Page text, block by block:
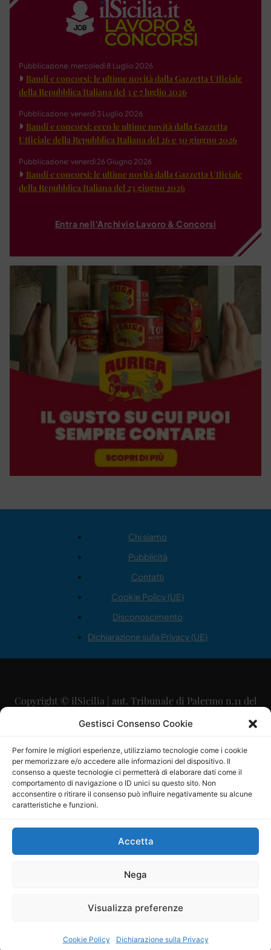
Gestisci Consenso Cookie
Per fornire le migliori esperienze, utilizziamo tecnologie come i cookie
per memorizzare e/o accedere alle informazioni del dispositivo. Il
consenso a queste tecnologie ci permetterà di elaborare dati come il
comportamento di navigazione o ID unici su questo sito. Non
acconsentire o ritirare il consenso può influire negativamente su alcune
caratteristiche e funzioni.
Accetta
Nega
Visualizza preferenze
Cookie Policy Dichiarazione sulla Privacy
Pubblicazione: mercoledì 8 Luglio 2026
Bandi e concorsi: le ultime novità dalla Gazzetta Ufficiale
della Repubblica Italiana del 3 e 7 luglio 2026
Pubblicazione: venerdì 3 Luglio 2026
Bandi e concorsi: ecco le ultime novità dalla Gazzetta
Ufficiale della Repubblica Italiana del 26 e 30 giugno 2026
Pubblicazione: venerdì 26 Giugno 2026
Bandi e concorsi: le ultime novità dalla Gazzetta Ufficiale
della Repubblica Italiana del 23 giugno 2026
Entra nell'Archivio Lavoro & Concorsi
Chi siamo
Pubblicità
Contatti
Cookie Policy (UE)
Disconoscimento
Dichiarazione sulla Privacy (UE)
Copyright © ilSicilia | aut. Tribunale di Palermo n.11 del
29/09/2015
Direttore Editoriale: Maurizio Scaglione
Direttore Responsabile: Maria Calabrese
P.IVA: 06334930820
Mercurio Comunicazione Società Cooperativa a r.l. è
iscritta al Registro degli Operatori di Comunicazione al
Sito gestito daLa Digitale srl–info@ladigitale.it